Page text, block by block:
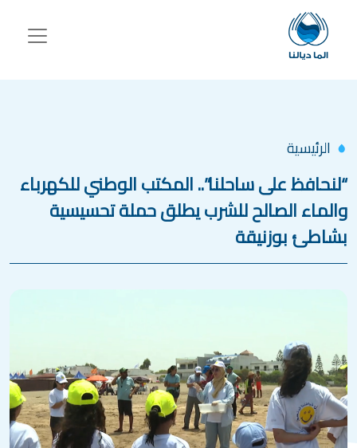
تجاوز إلى المحتوى الرئيسي
الرئيسية
“لنحافظ على ساحلنا”.. المكتب الوطني للكهرباء
والماء الصالح للشرب يطلق حملة تحسيسية
بشاطئ بوزنيقة